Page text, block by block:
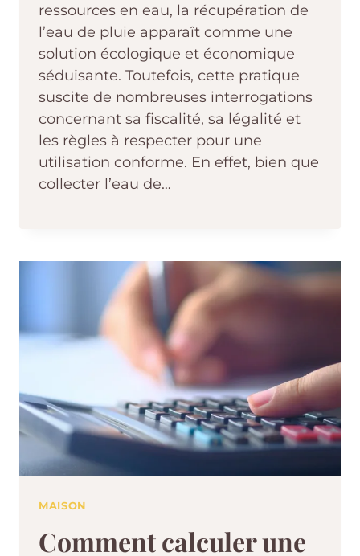
ressources en eau, la récupération de
l’eau de pluie apparaît comme une
solution écologique et économique
séduisante. Toutefois, cette pratique
suscite de nombreuses interrogations
concernant sa fiscalité, sa légalité et
les règles à respecter pour une
utilisation conforme. En effet, bien que
collecter l’eau de…
MAISON
Comment calculer une